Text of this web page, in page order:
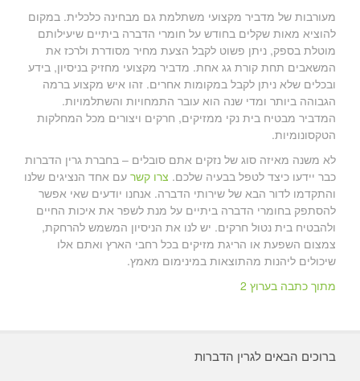
מעורבות של מדביר מקצועי משתלמת גם מבחינה כלכלית. במקום
להוציא מאות שקלים בחודש על חומרי הדברה ביתיים שיעילותם
מוטלת בספק, ניתן פשוט לקבל הצעת מחיר מסודרת ולרכז את
המשאבים תחת קורת גג אחת. מדביר מקצועי מחזיק בניסיון, בידע
ובכלים שלא ניתן לקבל במקומות אחרים. זהו איש מקצוע ברמה
הגבוהה ביותר ומדי שנה הוא עובר התמחויות והשתלמויות.
המדביר מבטיח בית נקי ממזיקים, חרקים ויצורים מכל המחלקות
הטקסונומיות.
לא משנה מאיזה סוג של נזקים אתם סובלים – בחברת גרין הדברות
כבר יידעו כיצד לטפל בבעיה שלכם. צרו קשר עם אחד הנציגים שלנו
והתקדמו לדור הבא של שירותי הדברה. אנחנו יודעים שאי אפשר
להסתפק בחומרי הדברה ביתיים על מנת לשפר את איכות החיים
ולהבטיח בית נטול חרקים. יש לנו את הניסיון המשמש להרחקת,
צמצום השפעת או הריגת מזיקים בכל רחבי הארץ ואתם אלו
שיכולים ליהנות מהתוצאות במינימום מאמץ.
מתוך כתבה בערוץ 2
ברוכים הבאים לגרין הדברות